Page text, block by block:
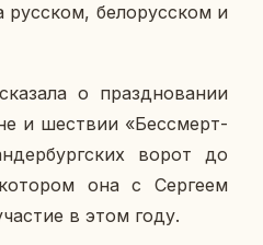
рус­ском, бе­ло­рус­ском и
о празд­но­ва­нии
и ше­ствии «Бес­смерт­
ворот до
она с Сер­ге­ем
в этом году.